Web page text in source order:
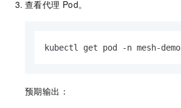
查看代理 Pod。
kubectl get pod -n mesh-demo
预期输出：